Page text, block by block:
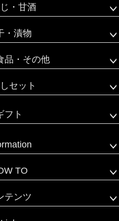
・甘酒
・漬物
品・その他
セット
フト
TO
テンツ